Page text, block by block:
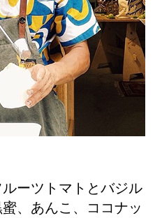
ーツトマトとバジル
、あんこ、ココナッ